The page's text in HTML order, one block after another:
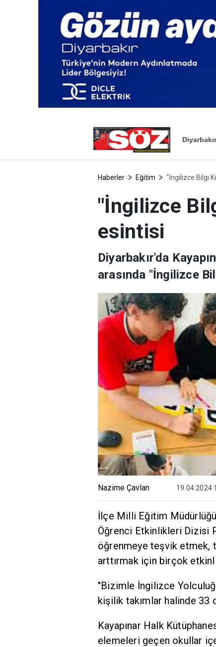
Diyarbakır
Haberler Eğitim "İngilizce Bilgi
"İngilizce
esintisi
Diyarbakır'da
arasında "İngilizce
Nazime Çavlan 19.04.2024
İlçe Milli Eğitim
Öğrenci Etkinlikleri Dizisi
öğrenmeye teşvik etmek,
arttırmak için birçok
"Bizimle İngilizce
kişilik takımlar halinde 33
Kayapınar Halk
elemeleri geçen okullar